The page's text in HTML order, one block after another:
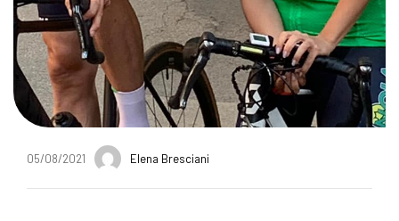
05/08/2021 Elena Bresciani